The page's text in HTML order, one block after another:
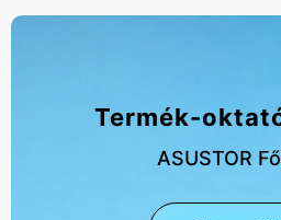
Termék-
ASUSTOR